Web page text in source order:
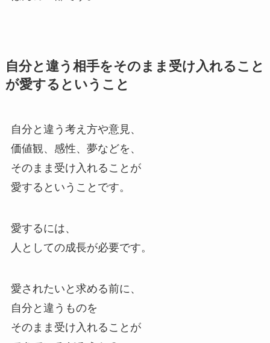
自分と違う相手をそのまま受け入れること
が愛するということ
自分と違う考え方や意見、
価値観、感性、夢などを、
そのまま受け入れることが
愛するということです。
愛するには、
人としての成長が必要です。
愛されたいと求める前に、
自分と違うものを
そのまま受け入れることが